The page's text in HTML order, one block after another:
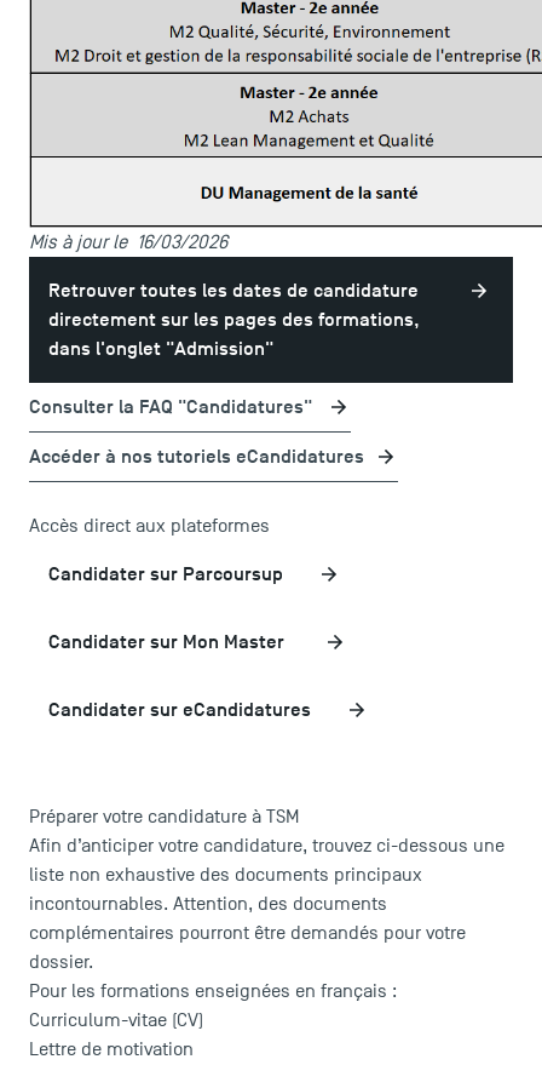
TSM Éducation
Mis à jour le 16/03/2026
Retrouver toutes les dates de candidature
directement sur les pages des formations,
dans l'onglet "Admission"
Consulter la FAQ "Candidatures"
Accéder à nos tutoriels eCandidatures
Accès direct aux plateformes
Candidater sur Parcoursup
Candidater sur Mon Master
Candidater sur eCandidatures
Préparer votre candidature à TSM
Afin d’anticiper votre candidature, trouvez ci-dessous une
liste non exhaustive des documents principaux
incontournables. Attention, des documents
complémentaires pourront être demandés pour votre
dossier.
Pour les formations enseignées en français :
Curriculum-vitae (CV)
Lettre de motivation